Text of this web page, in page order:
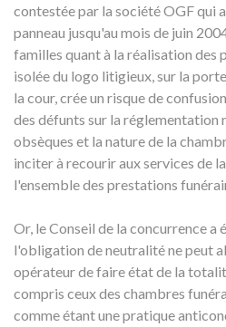
contestée par la société OGF qui
panneau jusqu'au mois de juin
familles quant à la réalisation des
isolée du logo litigieux, sur la
la cour, crée un risque de
des défunts sur la réglementation
obsèques et la nature de la
inciter à recourir aux services de
l'ensemble des prestations
Or, le Conseil de la concurrence a
l'obligation de neutralité ne peut
opérateur de faire état de la
compris ceux des chambres
comme étant une pratique